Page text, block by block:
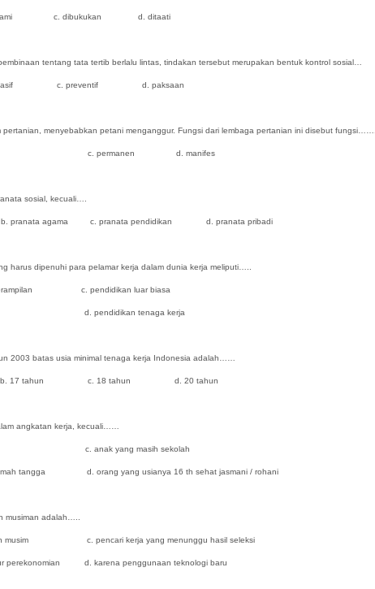
c. dibukukan d. ditaati
tentang tata tertib berlalu lintas, tindakan tersebut merupakan bentuk kontrol sosial…
c. preventif d. paksaan
menyebabkan petani menganggur. Fungsi dari lembaga pertanian ini disebut fungsi……..
c. permanen d. manifes
sosial, kecuali….
pranata agama c. pranata pendidikan d. pranata pribadi
harus dipenuhi para pelamar kerja dalam dunia kerja meliputi…..
c. pendidikan luar biasa
d. pendidikan tenaga kerja
2003 batas usia minimal tenaga kerja Indonesia adalah……
tahun c. 18 tahun d. 20 tahun
angkatan kerja, kecuali……
c. anak yang masih sekolah
tangga d. orang yang usianya 16 th sehat jasmani / rohani
musiman adalah…..
musim c. pencari kerja yang menunggu hasil seleksi
perekonomian d. karena penggunaan teknologi baru